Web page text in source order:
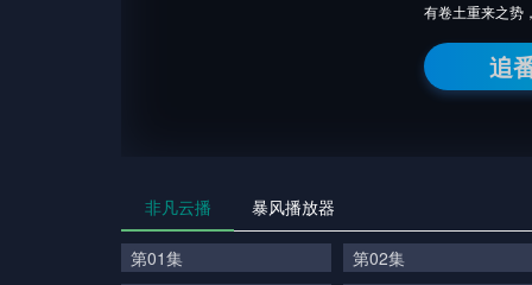
有卷土重来之势
追
非凡云播 暴风播放器
第01集
第02集